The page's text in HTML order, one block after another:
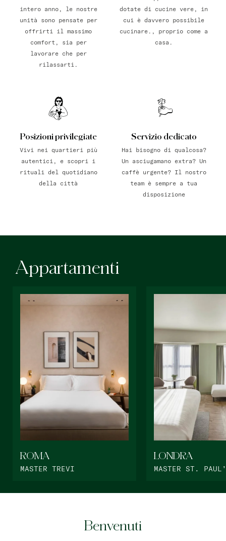
intero anno, le nostre
unità sono pensate per
offrirti il massimo
comfort, sia per
lavorare che per
rilassarti.
dotate di cucine vere, in
cui è davvero possibile
cucinare., proprio come a
casa.
Posizioni privilegiate
Vivi nei quartieri più
autentici, e scopri i
rituali del quotidiano
della città
Servizio dedicato
Hai bisogno di qualcosa?
Un asciugamano extra? Un
caffè urgente? Il nostro
team è sempre a tua
disposizione
Appartamenti
ROMA
MASTER TREVI
LONDRA
MASTER ST.
Benvenuti